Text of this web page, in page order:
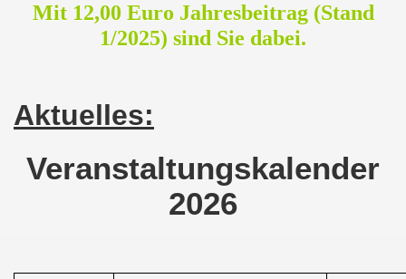
Mit 12,00 Euro Jahresbeitrag (Stand
1/2025) sind Sie dabei.
Aktuelles:
Veranstaltungskalender
2026